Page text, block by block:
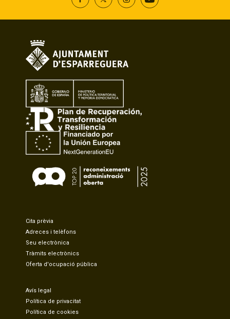
Cita prèvia
Adreces i telèfons
Seu electrònica
Tràmits electrònics
Oferta d'ocupació pública
Avís legal
Política de privacitat
Política de cookies